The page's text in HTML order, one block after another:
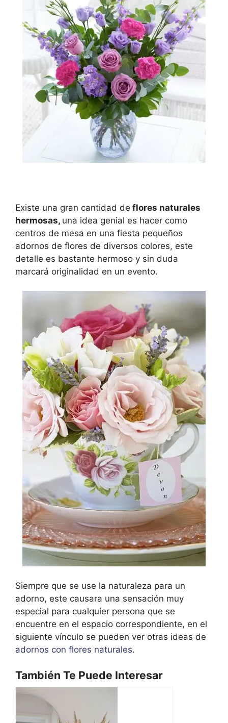
Existe una gran cantidad de flores naturales
hermosas, una idea genial es hacer como
centros de mesa en una fiesta pequeños
adornos de flores de diversos colores, este
detalle es bastante hermoso y sin duda
marcará originalidad en un evento.
Siempre que se use la naturaleza para un
adorno, este causara una sensación muy
especial para cualquier persona que se
encuentre en el espacio correspondiente, en el
siguiente vínculo se pueden ver otras ideas de
adornos con flores naturales.
También Te Puede Interesar